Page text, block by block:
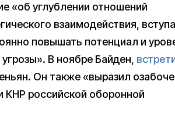
«об углублении отношений
взаимодействия,
повышать потенциал и
В ноябре Байден,
Он также «выразил
российской оборонной